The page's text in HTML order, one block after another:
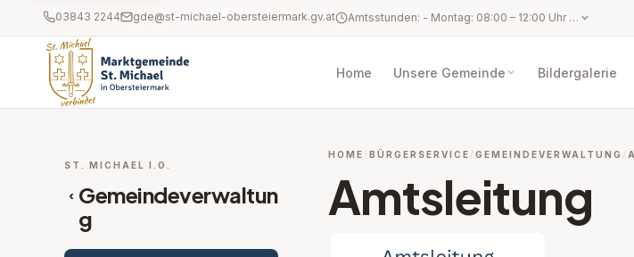
03843 2244 gde@st-michael-obersteiermark.gv.at Amtsstunden: - Montag: 08:00 – 12:00 Uhr - Dienstag: 08:00 – 12:00 Uhr und 14:30 – 17:00 Uhr - Mittwoch: 08:00 – 12:00 Uhr - Donnerstag: 08:00 – 12:00 Uhr - Freitag: 08:00 – 12:00 Uhr Parteienverkehrszeiten: - Montag: 08:00 – 12:00 Uhr - Dienstag: 08:00 – 12:00 Uhr und 14:30 – 17:00 Uhr - Mittwoch: Parteifreier Tag (Gemeindeamt geschlossen) - Donnerstag: 08:00 – 12:00 Uhr - Freitag: 08:00 – 12:00 Uhr
Home Unsere Gemeinde Bildergalerie
ST. MICHAEL I.O.
‹ Gemeindeverwaltun
g
HOME BÜRGERSERVICE GEMEINDEVERWALTUNG
Amtsleitung